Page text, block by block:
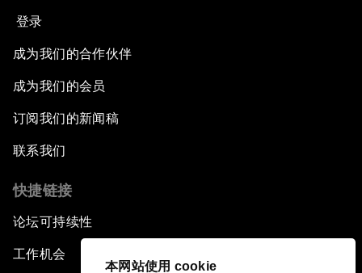
本网站使用 cookie
登录
成为我们的合作伙伴
成为我们的会员
订阅我们的新闻稿
联系我们
快捷链接
论坛可持续性
工作机会